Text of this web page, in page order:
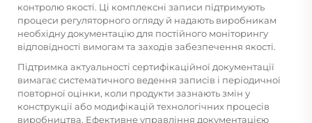
контролю якості. Ці комплексні записи підтримують
процеси регуляторного огляду й надають виробникам
необхідну документацію для постійного моніторингу
відповідності вимогам та заходів забезпечення якості.
Підтримка актуальності сертифікаційної документації
вимагає систематичного ведення записів і періодичної
повторної оцінки, коли продукти зазнають змін у
конструкції або модифікацій технологічних процесів
виробництва. Ефективне управління документацією